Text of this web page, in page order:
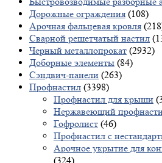
Дорожные ограждения (108)
Арочная фальцевая кровля
Сварной решетчатый настил
Черный металлопрокат (2932)
Доборные элементы (84)
Сэндвич-панели (263)
Профнастил (3398)
Профнастил для крыши
Нержавеющий
Гофролист (46)
Профнастил с
Арочное укрытие для
(324)